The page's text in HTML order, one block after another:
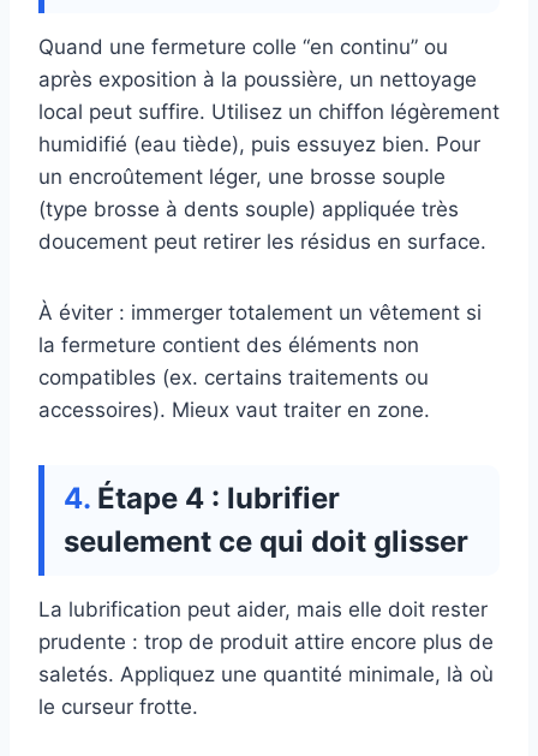
Quand une fermeture colle “en continu” ou
après exposition à la poussière, un nettoyage
local peut suffire. Utilisez un chiffon légèrement
humidifié (eau tiède), puis essuyez bien. Pour
un encroûtement léger, une brosse souple
(type brosse à dents souple) appliquée très
doucement peut retirer les résidus en surface.
À éviter : immerger totalement un vêtement si
la fermeture contient des éléments non
compatibles (ex. certains traitements ou
accessoires). Mieux vaut traiter en zone.
Étape 4 : lubrifier
seulement ce qui doit glisser
La lubrification peut aider, mais elle doit rester
prudente : trop de produit attire encore plus de
saletés. Appliquez une quantité minimale, là où
le curseur frotte.